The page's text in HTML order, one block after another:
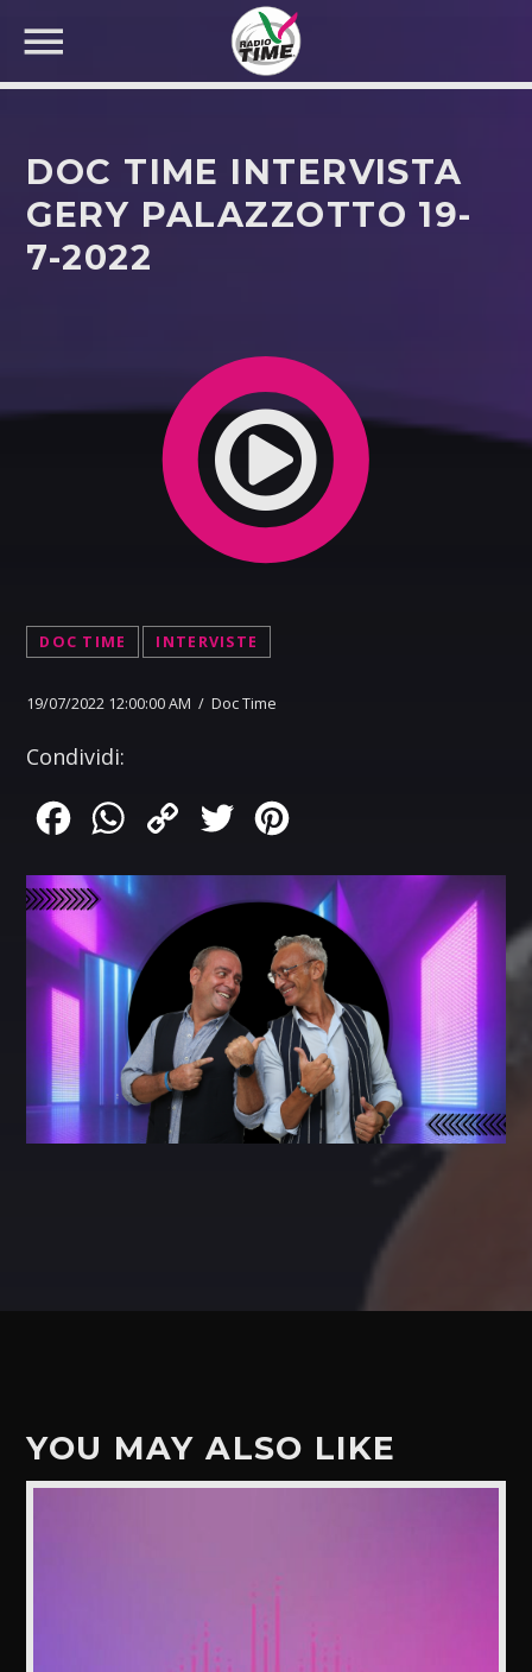
CERCA NEL SITO WEB:
DOC TIME INTERVISTA
GERY PALAZZOTTO 19-
7-2022
DOC TIME INTERVISTE
19/07/2022 12:00:00 AM / Doc Time
Condividi:
FacebookWhatsApp
Copy
Twitter
YOU MAY ALSO LIKE